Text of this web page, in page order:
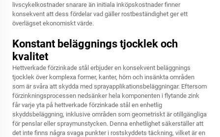
livscykelkostnader snarare än initiala inköpskostnader finner
konsekvent att dess fördelar vad gäller rostbeständighet ger ett
överlägset ekonomiskt värde.
Konstant beläggnings tjocklek och
kvalitet
Hettverkade förzinkade stål erbjuder en konsekvent beläggnings
tjocklek över komplexa former, kanter, hörn och insänkta områden
som är svåra att skydda med sprayapplikationsbeläggningar. Eftersom
förzinkningsprocessen nedsänker hela komponenten i flytande zink
får varje yta på hettverkade förzinkade stål en enhetlig
skyddsbeläggning, inklusive områden som geometriskt är otillgängliga
för penslar eller spraymunstycken. Denna enhetlighet säkerställer att
det inte finns några svaga punkter i rostskyddets täckning, vilket är en